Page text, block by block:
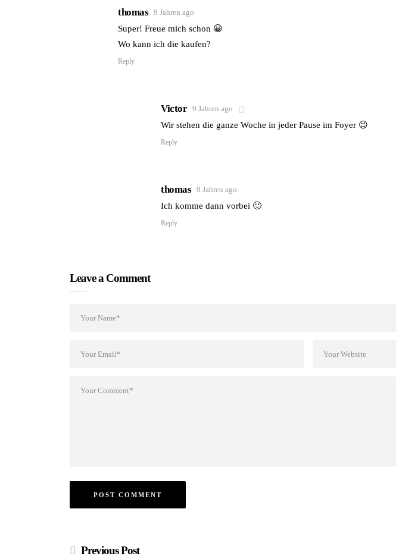
thomas 9 Jahren ago
Super! Freue mich schon 😀
Wo kann ich die kaufen?
Reply
Victor 9 Jahren ago
Wir stehen die ganze Woche in jeder Pause im Foyer 😉
Reply
thomas 9 Jahren ago
Ich komme dann vorbei 🙂
Reply
Leave a Comment
Previous Post